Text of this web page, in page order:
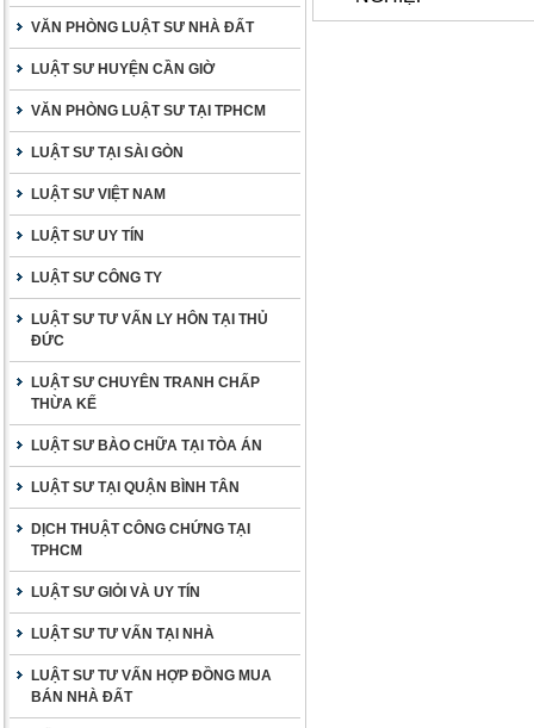
VĂN PHÒNG LUẬT SƯ NHÀ ĐẤT
LUẬT SƯ HUYỆN CẦN GIỜ
VĂN PHÒNG LUẬT SƯ TẠI TPHCM
LUẬT SƯ TẠI SÀI GÒN
LUẬT SƯ VIỆT NAM
LUẬT SƯ UY TÍN
LUẬT SƯ CÔNG TY
LUẬT SƯ TƯ VẤN LY HÔN TẠI THỦ
ĐỨC
LUẬT SƯ CHUYÊN TRANH CHẤP
THỪA KẾ
LUẬT SƯ BÀO CHỮA TẠI TÒA ÁN
LUẬT SƯ TẠI QUẬN BÌNH TÂN
DỊCH THUẬT CÔNG CHỨNG TẠI
TPHCM
LUẬT SƯ GIỎI VÀ UY TÍN
LUẬT SƯ TƯ VẤN TẠI NHÀ
LUẬT SƯ TƯ VẤN HỢP ĐỒNG MUA
BÁN NHÀ ĐẤT